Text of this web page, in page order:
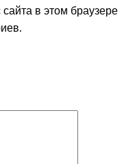
в этом браузере